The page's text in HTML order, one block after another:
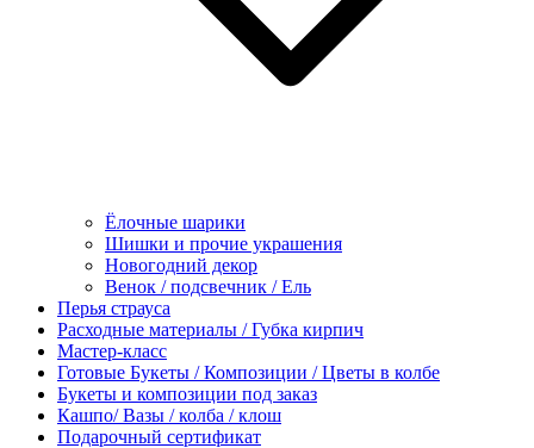
Ёлочные шарики
Шишки и прочие украшения
Новогодний декор
Венок / подсвечник / Ель
Перья страуса
Расходные материалы / Губка кирпич
Мастер-класс
Готовые Букеты / Композиции / Цветы в колбе
Букеты и композиции под заказ
Кашпо/ Вазы / колба / клош
Подарочный сертификат